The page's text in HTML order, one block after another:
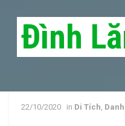
Đình
22/10/2020 in Di Tích,